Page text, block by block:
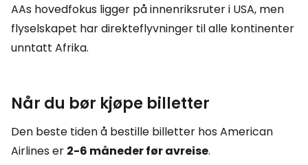
AAs hovedfokus ligger på innenriksruter i USA, men
flyselskapet har direkteflyvninger til alle kontinenter
unntatt Afrika.
Når du bør kjøpe billetter
Den beste tiden å bestille billetter hos American
Airlines er 2-6 måneder før avreise.